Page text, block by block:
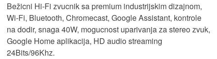
Bežicni Hi-Fi zvucnik sa premium industrijskim dizajnom,
Wi-Fi, Bluetooth, Chromecast, Google Assistant, kontrole
na dodir, snaga 40W, mogucnost uparivanja za stereo zvuk,
Google Home aplikacija, HD audio streaming
24Bits/96Khz.